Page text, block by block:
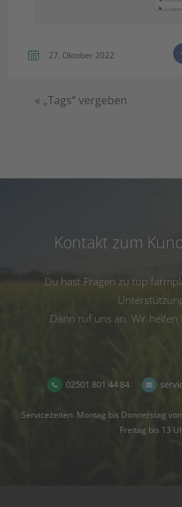
27. Oktober 2022
« „Tags“ vergeben
Kontakt zum
Du hast Fragen zu top
Dann ruf uns an. Wir helfen
02501 801 44 84
Servicezeiten: Montag bis Donnerstag
Freitag bis 13